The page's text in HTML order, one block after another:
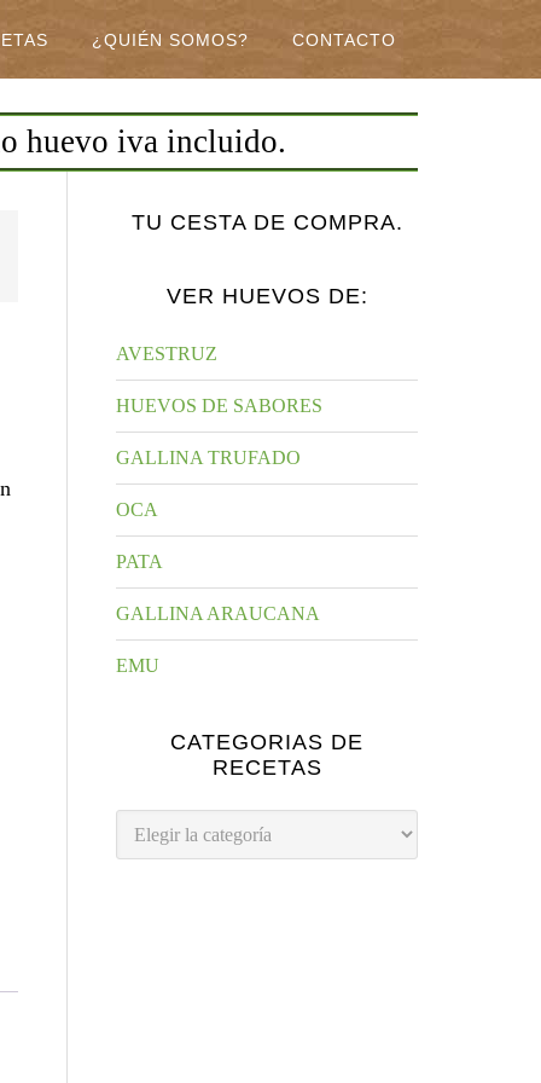
¿QUIÉN SOMOS? CONTACTO
huevo iva incluido.
TU CESTA DE COMPRA.
VER HUEVOS DE:
AVESTRUZ
HUEVOS DE SABORES
GALLINA TRUFADO
OCA
PATA
GALLINA ARAUCANA
EMU
CATEGORIAS DE
RECETAS
Categorias
de